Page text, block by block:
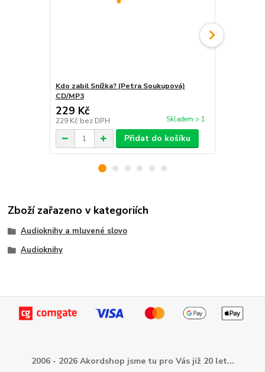
Kdo zabil Snížka? (Petra Soukupová)
CD/MP3
229 Kč
229 Kč bez DPH Skladem > 1
Přidat do košíku
Zboží zařazeno v kategoriích
Audioknihy a mluvené slovo
Audioknihy
2006 - 2026 Akordshop jsme tu pro Vás již 20 let...